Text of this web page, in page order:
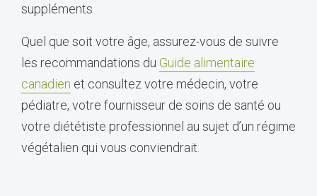
suppléments.
Quel que soit votre âge, assurez-vous de suivre
les recommandations du Guide alimentaire
canadien et consultez votre médecin, votre
pédiatre, votre fournisseur de soins de santé ou
votre diététiste professionnel au sujet d’un régime
végétalien qui vous conviendrait.